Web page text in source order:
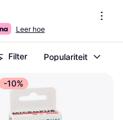
Leer hoe
Filter Populariteit
-10%